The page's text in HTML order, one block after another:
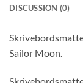
DISCUSSION (0)
Sailor Moon.